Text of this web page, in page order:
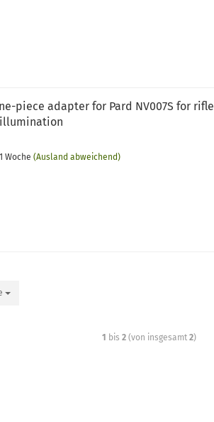
piece adapter for Pard NV007S for rifle
Woche (Ausland abweichend)
1 bis 2(von insgesamt 2)